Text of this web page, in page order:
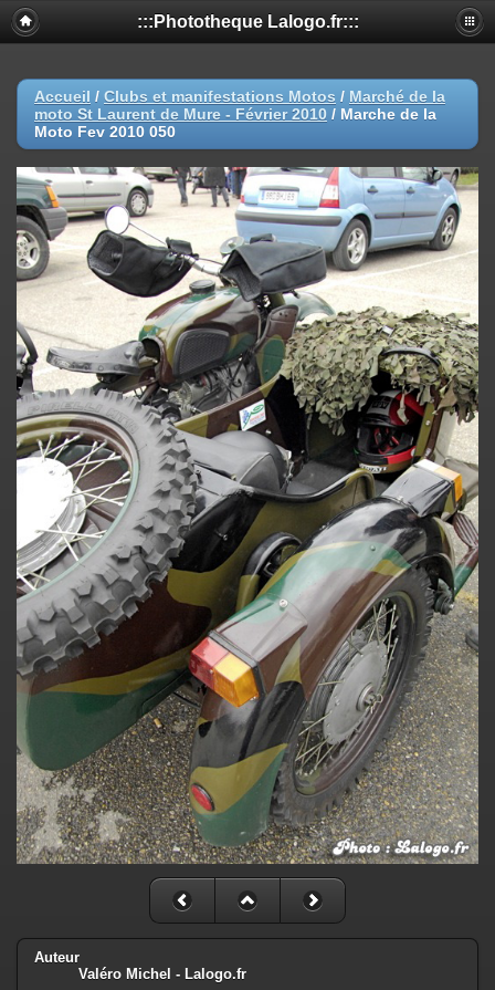
:::Phototheque Lalogo.fr:::
Accueil / Clubs et manifestations Motos / Marché de la
moto St Laurent de Mure - Février 2010 / Marche de la
Moto Fev 2010 050
Auteur
Valéro Michel - Lalogo.fr